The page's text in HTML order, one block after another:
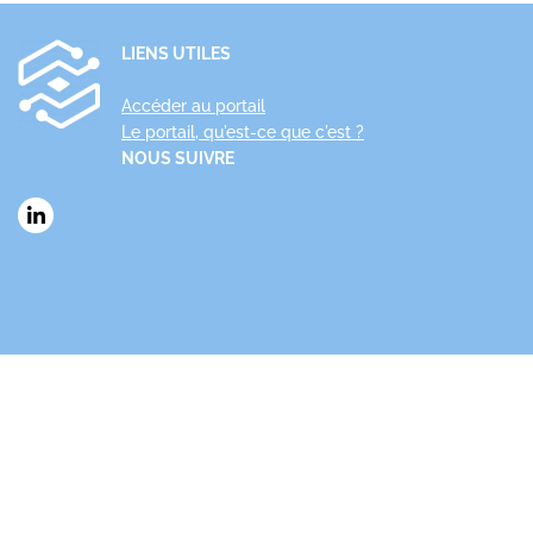
LIENS UTILES
Accéder au portail
Le portail, qu'est-ce que c'est ?
NOUS SUIVRE